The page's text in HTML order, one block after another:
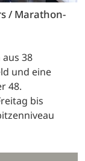
/ Marathon-
38
und eine
48.
bis